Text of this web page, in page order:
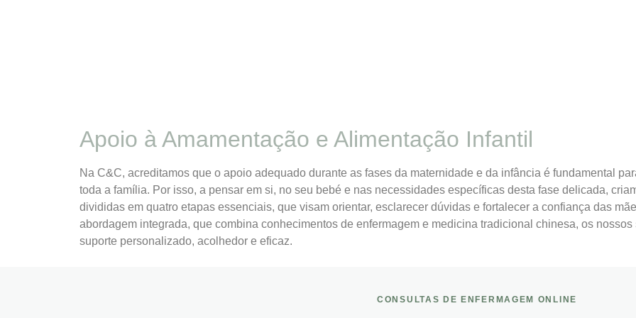
Apoio à Amamentação e Alimentação Infantil
Na C&C, acreditamos que o apoio adequado durante as fases da maternidade e da infância é fundamental
toda a família. Por isso, a pensar em si, no seu bebé e nas necessidades específicas desta fase delicada,
divididas em quatro etapas essenciais, que visam orientar, esclarecer dúvidas e fortalecer a confiança das
abordagem integrada, que combina conhecimentos de enfermagem e medicina tradicional chinesa, os
suporte personalizado, acolhedor e eficaz.
CONSULTAS DE ENFERMAGEM ONLINE